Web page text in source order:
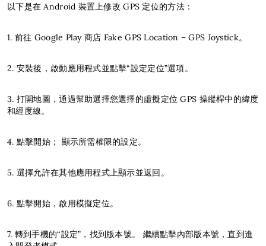
以下是在 Android 裝置上修改 GPS 定位的方法：
1. 前往 Google Play 商店 Fake GPS Location – GPS Joystick。
2. 安裝後，啟動應用程式並點擊“設定定位”選項。
3. 打開地圖，通過幫助選擇您選擇的虛擬定位 GPS 操縱桿中的緯度
和經度線。
4. 點擊開始； 顯示所需權限的設定。
5. 選擇允許在其他應用程式上顯示並返回。
6. 點擊開始，啟用模擬定位。
7. 轉到手機的“設定”，找到版本號。 繼續點擊內部版本號，直到進